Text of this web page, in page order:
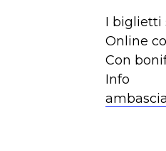
I biglietti
Online
Con
Info